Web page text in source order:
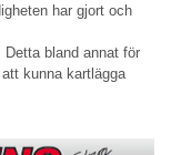
har gjort och
bland annat för
kunna kartlägga